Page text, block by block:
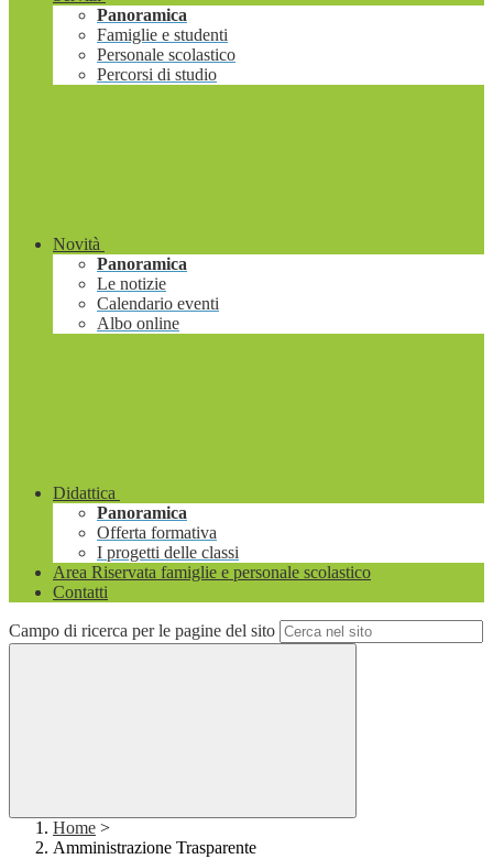
Panoramica
Famiglie e studenti
Personale scolastico
Percorsi di studio
Novità
Panoramica
Le notizie
Calendario eventi
Albo online
Didattica
Panoramica
Offerta formativa
I progetti delle classi
Area Riservata famiglie e personale scolastico
Contatti
Campo di ricerca per le pagine del sito
Home >
Amministrazione Trasparente